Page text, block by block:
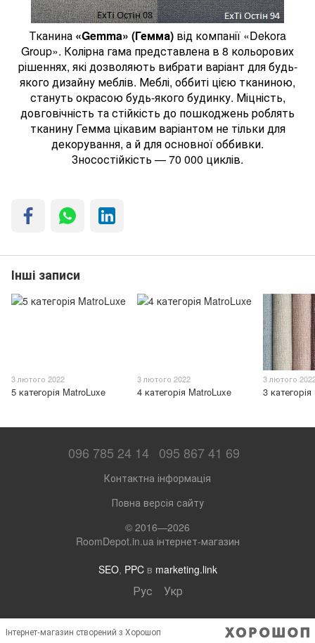
Тканина «Gemma» (Гемма) від компанії «Dekora
Group». Колірна гама представлена ​​в 8 кольорових
рішеннях, які дозволяють вибрати варіант для будь-
якого дизайну меблів. Меблі, оббиті цією тканиною,
стануть окрасою будь-якого будинку. Міцність,
довговічність та стійкість до пошкоджень роблять
тканину Гемма цікавим варіантом не тільки для
декорування, а й для основної оббивки.
Зносостійкість — 70 000 циклів.
Інші записи
3 лютого 2022
5 категорія MatroLuxe
3 лютого 2022
4 категорія MatroLuxe
3 лютого
3
096 785 24 14 095 867 41 69
Контактна інформація
Повна версія сайту
© 2016—2026
RoomDepot.in.ua інтернет-магазин
SEO, PPCв marketing.link
Рус Укр
Інтернет-магазин створений з Хорошоп